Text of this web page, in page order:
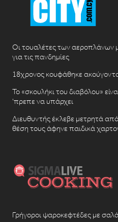
Οι τουαλέτες των αεροπλάνων
για τις πανδημίες
18χρονος κουφάθηκε
Το «σκουλήκι του διαβόλου»
‘πρεπε να υπάρχει
Διευθυντής έκλεβε μετρητά
θέση τους άφηνε παιδικά
Γρήγοροι ψαροκεφτέδες με